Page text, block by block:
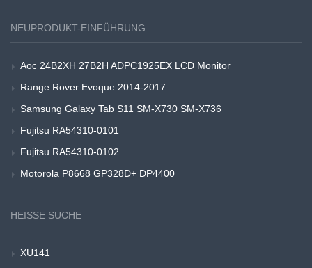
NEUPRODUKT-EINFÜHRUNG
Aoc 24B2XH 27B2H ADPC1925EX LCD Monitor
Range Rover Evoque 2014-2017
Samsung Galaxy Tab S11 SM-X730 SM-X736
Fujitsu RA54310-0101
Fujitsu RA54310-0102
Motorola P8668 GP328D+ DP4400
HEISSE SUCHE
XU141